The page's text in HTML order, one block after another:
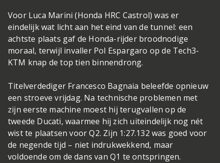
Voor Luca Marini (Honda HRC Castrol) was er
eindelijk wat licht aan het eind van de tunnel: een
achtste plaats gaf de Honda-rijder broodnodige
moraal, terwijl invaller Pol Espargaro op de Tech3-
KTM knap de top tien binnendrong.
Titelverdediger Francesco Bagnaia beleefde opnieuw
een stroeve vrijdag. Na technische problemen met
zijn eerste machine moest hij terugvallen op de
tweede Ducati, waarmee hij zich uiteindelijk nog nét
wist te plaatsen voor Q2. Zijn 1:27.132 was goed voor
de negende tijd – niet indrukwekkend, maar
voldoende om de dans van Q1 te ontspringen.